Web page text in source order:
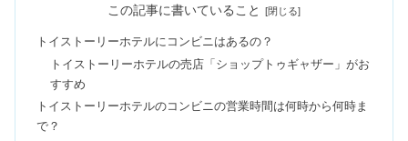
【2023】値段＆売ってる場所は？
ら？料金＆コツ【完全版】
この記事に書いていること
トイストーリーホテルにコンビニはあるの？
トイストーリーホテルの売店「ショップトゥギャザー」がお
すすめ
トイストーリーホテルのコンビニの営業時間は何時から何時ま
で？